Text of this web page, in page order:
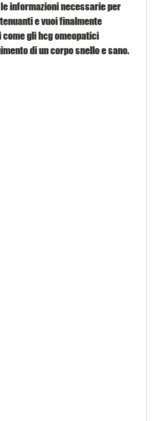
informazioni necessarie per
e vuoi finalmente
gli hcg omeopatici
di un corpo snello e sano.